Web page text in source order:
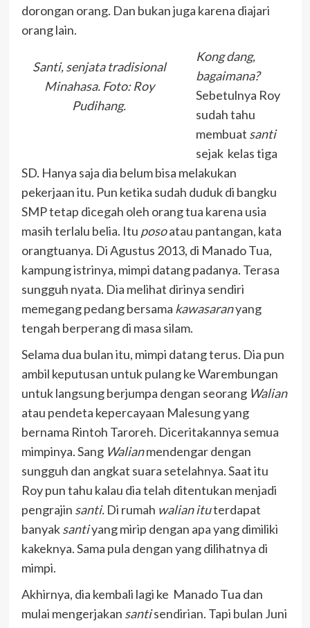
dorongan orang. Dan bukan juga karena diajari
orang lain.
Santi, senjata tradisional
Minahasa. Foto: Roy
Pudihang.
Kong dang,
bagaimana?
Sebetulnya Roy
sudah tahu
membuat santi
sejak kelas tiga
SD. Hanya saja dia belum bisa melakukan
pekerjaan itu. Pun ketika sudah duduk di bangku
SMP tetap dicegah oleh orang tua karena usia
masih terlalu belia. Itu posoatau pantangan, kata
orangtuanya. Di Agustus 2013, di Manado Tua,
kampung istrinya, mimpi datang padanya. Terasa
sungguh nyata. Dia melihat dirinya sendiri
memegang pedang bersama kawasaranyang
tengah berperang di masa silam.
Selama dua bulan itu, mimpi datang terus. Dia pun
ambil keputusan untuk pulang ke Warembungan
untuk langsung berjumpa dengan seorang Walian
atau pendeta kepercayaan Malesung yang
bernama Rintoh Taroreh. Diceritakannya semua
mimpinya. Sang Walianmendengar dengan
sungguh dan angkat suara setelahnya. Saat itu
Roy pun tahu kalau dia telah ditentukan menjadi
pengrajin santi.Di rumah walian ituterdapat
banyaksantiyang mirip dengan apa yang dimiliki
kakeknya. Sama pula dengan yang dilihatnya di
mimpi.
Akhirnya, dia kembali lagi ke Manado Tua dan
mulai mengerjakan santisendirian. Tapi bulan Juni